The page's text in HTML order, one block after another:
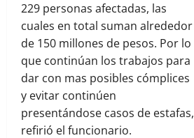
229 personas afectadas, las
cuales en total suman alrededor
de 150 millones de pesos. Por lo
que continúan los trabajos para
dar con mas posibles cómplices
y evitar continúen
presentándose casos de estafas,
refirió el funcionario.